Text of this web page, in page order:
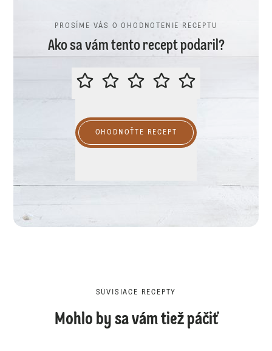
PROSÍME VÁS O OHODNOTENIE RECEPTU
Ako sa vám tento recept podaril?
PROSÍME VÁS O OHODNOTENIE
OHODNOŤTE RECEPT
SÚVISIACE RECEPTY
Mohlo by sa vám tiež páčiť